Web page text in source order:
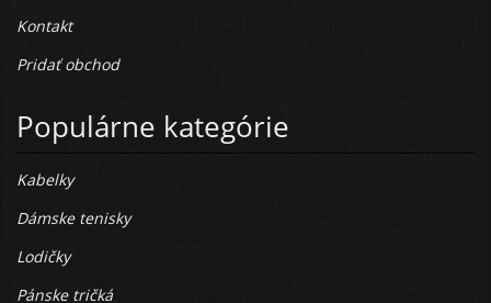
Kontakt
Pridať obchod
Populárne kategórie
Kabelky
Dámske tenisky
Lodičky
Pánske tričká